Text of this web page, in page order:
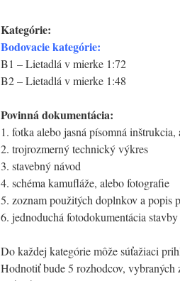
Kategórie:
Bodovacie kategórie:
B1 – Lietadlá v mierke 1:72
B2 – Lietadlá v mierke 1:48
Povinná dokumentácia:
1. fotka alebo jasná písomná
2. trojrozmerný technický výkres
3. stavebný návod
4. schéma kamufláže, alebo fotografie
5. zoznam použitých doplnkov a popis
6. jednoduchá fotodokumentácia
Do každej kategórie môže súťažiaci
Hodnotiť bude 5 rozhodcov, vybraných